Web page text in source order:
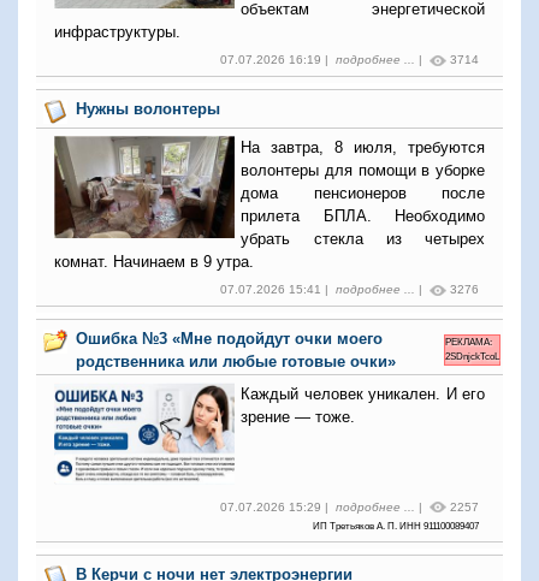
объектам энергетической
инфраструктуры.
07.07.2026 16:19 | подробнее ... | 3714
Нужны волонтеры
На завтра, 8 июля, требуются
волонтеры для помощи в уборке
дома пенсионеров после
прилета БПЛА. Необходимо
убрать стекла из четырех
комнат. Начинаем в 9 утра.
07.07.2026 15:41 | подробнее ... | 3276
Ошибка №3 «Мне подойдут очки моего
родственника или любые готовые очки»
РЕКЛАМА:
2SDnjckTcoL
Каждый человек уникален. И его
зрение — тоже.
07.07.2026 15:29 | подробнее ... | 2257
ИП Третьяков А. П. ИНН 911100089407
В Керчи с ночи нет электроэнергии